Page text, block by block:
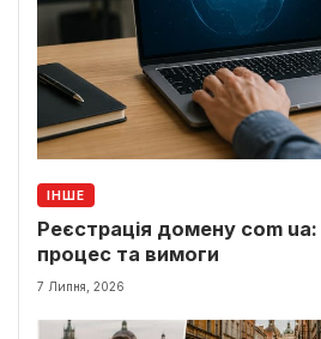
ІНШЕ
Реєстрація домену com
процес та вимоги
7 Липня, 2026